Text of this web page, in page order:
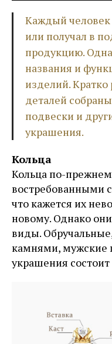
Каждый человек
или получал в
продукцию.
названия и
изделий.
деталей
подвески и
украшения.
Кольца
Кольца по-
востребованными
что кажется их
новому. Однако
виды.
камнями, мужские
украшения